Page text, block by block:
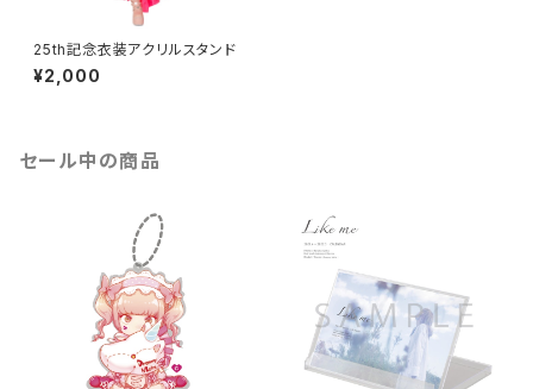
25th記念衣装アクリルスタンド
¥2,000
セール中の商品